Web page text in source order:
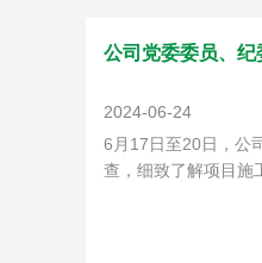
公司党委委员、
2024-06-24
6月17日至20日，公
查，细致了解项目施